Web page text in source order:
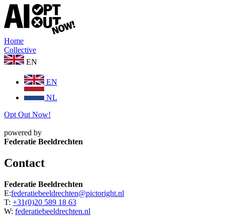
Home
Collective
EN
EN
NL
Opt Out Now!
powered by
Federatie Beeldrechten
Contact
Federatie Beeldrechten
E:federatiebeeldrechten@pictoright.nl
T: +31(0)20 589 18 63
W: federatiebeeldrechten.nl